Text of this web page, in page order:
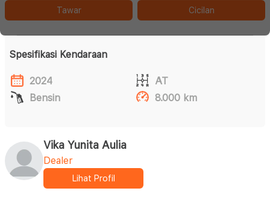
Tawar Cicilan
Spesifikasi Kendaraan
2024
AT
Bensin
8.000 km
Vika Yunita Aulia
Dealer
Lihat Profil